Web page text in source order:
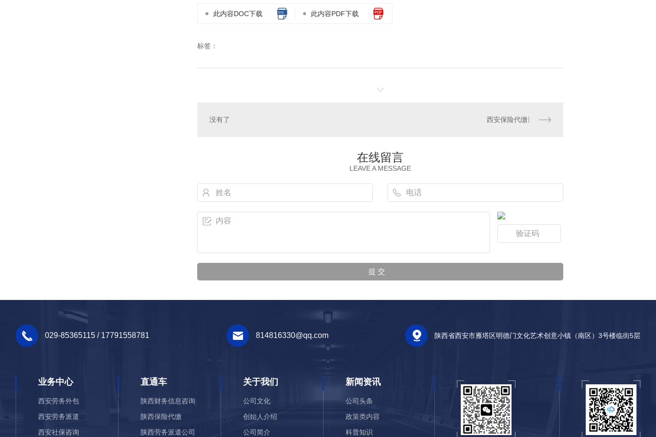
此内容DOC下载 此内容PDF下载
标签：
没有了 西安保险代缴
在线留言
LEAVE A MESSAGE
029-85365115 / 17791558781 814816330@qq.com 陕西省西安市雁塔区明德门文化艺术创意小镇（南区）3号楼临街5层
业务中心
西安劳务外包
西安劳务派遣
西安社保咨询
直通车
陕西财务信息咨询
陕西保险代缴
陕西劳务派遣公司
关于我们
公司文化
创始人介绍
公司简介
新闻资讯
公司头条
政策类内容
科普知识